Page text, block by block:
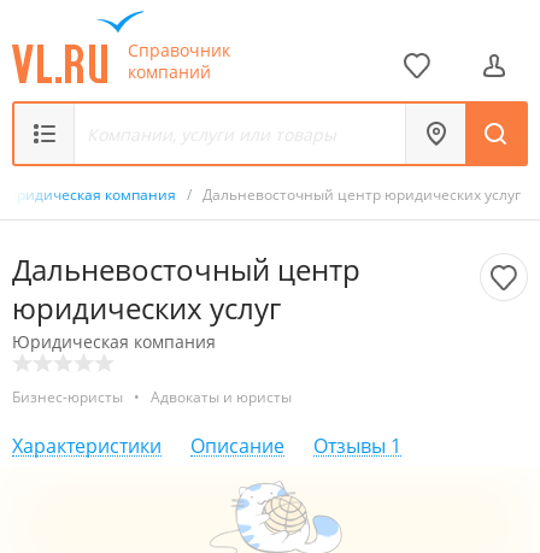
Справочник
компаний
Юридическая компания / Дальневосточный центр юридических услуг
Дальневосточный центр
юридических услуг
Юридическая компания
Бизнес-юристы • Адвокаты и юристы
Характеристики Описание Отзывы 1